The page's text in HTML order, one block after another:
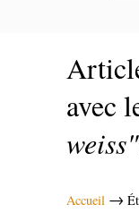
avec
weiss"
Accueil →